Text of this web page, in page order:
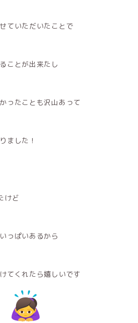
ていただいたことで
ことが出来たし
ったことも沢山あって
ました！
けど
っぱいあるから
てくれたら嬉しいです